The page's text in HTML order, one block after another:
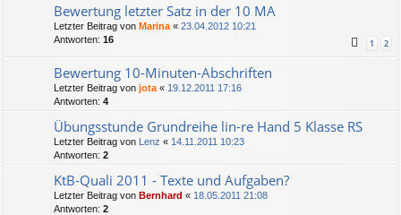
Bewertung letzter Satz in der 10 MA
Letzter Beitrag von Marina « 23.04.2012 10:21
Antworten: 16 1 2
Bewertung 10-Minuten-Abschriften
Letzter Beitrag von jota « 19.12.2011 17:16
Antworten: 4
Übungsstunde Grundreihe lin-re Hand 5 Klasse RS
Letzter Beitrag von Lenz « 14.11.2011 10:23
Antworten: 2
KtB-Quali 2011 - Texte und Aufgaben?
Letzter Beitrag von Bernhard « 18.05.2011 21:08
Antworten: 2